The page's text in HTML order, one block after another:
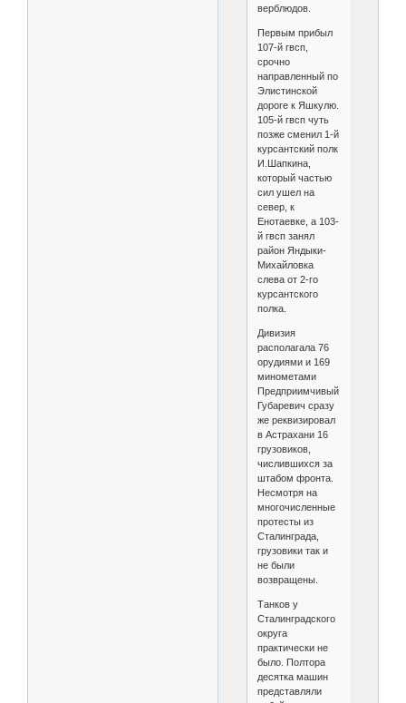
верблюдов.
Первым прибыл
107-й гвсп,
срочно
направленный по
Элистинской
дороге к Яшкулю.
105-й гвсп чуть
позже сменил 1-й
курсантский полк
И.Шапкина,
который частью
сил ушел на
север, к
Енотаевке, а 103-
й гвсп занял
район Яндыки-
Михайловка
слева от 2-го
курсантского
полка.
Дивизия
располагала 76
орудиями и 169
минометами
Предприимчивый
Губаревич сразу
же реквизировал
в Астрахани 16
грузовиков,
числившихся за
штабом фронта.
Несмотря на
многочисленные
протесты из
Сталинграда,
грузовики так и
не были
возвращены.
Танков у
Сталинградского
округа
практически не
было. Полтора
десятка машин
представляли